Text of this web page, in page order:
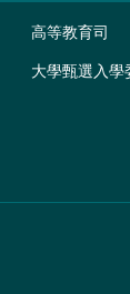
高等教育司
大學甄選入學